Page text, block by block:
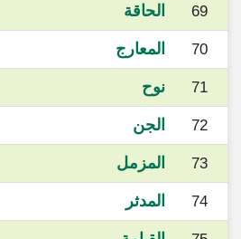
69 الحاقة
70 المعارج
71 نوح
72 الجن
73 المزمل
74 المدثر